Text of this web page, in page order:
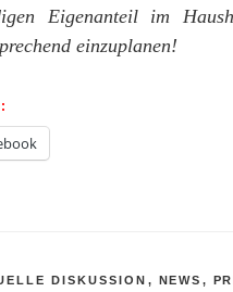
Eigenanteil im
einzuplanen!
DISKUSSION , NEWS ,